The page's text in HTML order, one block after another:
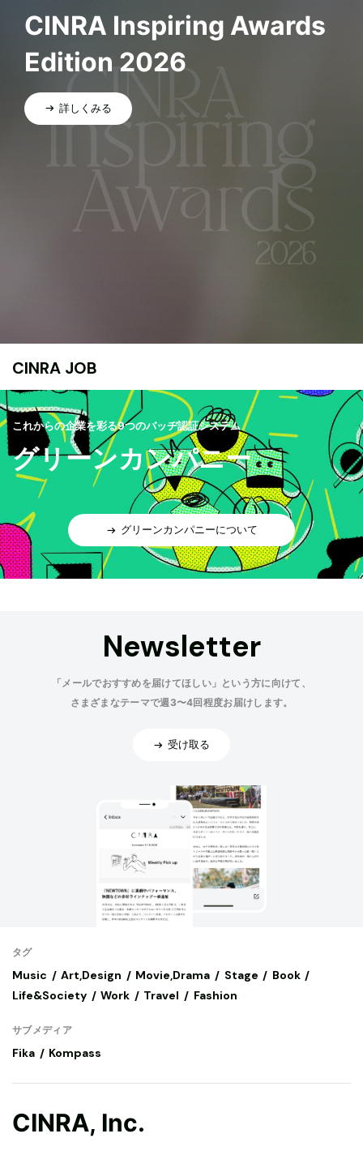
CINRA Inspiring Awards
Edition 2026
詳しくみる
CINRA JOB
これからの企業を彩る9つのバッヂ認証システム
グリーンカンパニー
グリーンカンパニーについて
Newsletter
「メールでおすすめを届けてほしい」という方に向けて、
さまざまなテーマで週3〜4回程度お届けします。
受け取る
タグ
Music Art,Design Movie,Drama Stage
Book
Life&Society
Work Travel Fashion
サブメディア
Fika Kompass
CINRA, Inc.